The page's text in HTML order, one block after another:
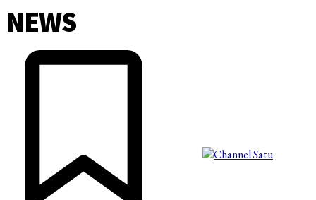
NEWS